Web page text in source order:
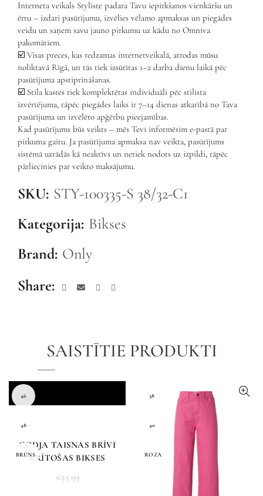
Interneta veikals Styliste padara Tavu iepirkšanos vienkāršu un
ērtu – izdari pasūtījumu, izvēlies vēlamo apmaksas un piegādes
veidu un saņem savu jauno pirkumu uz kādu no Omniva
pakomātiem.
☑️ Visas preces, kas redzamas internetveikalā, atrodas mūsu
noliktavā Rīgā, un tās tiek izsūtītas 1–2 darba dienu laikā pēc
pasūtījuma apstiprināšanas.
☑️ Stila kastes tiek komplektētas individuāli pēc stilista
izvērtējuma, tāpēc piegādes laiks ir 7–14 dienas atkarībā no Tava
pasūtījuma un izvēlēto apģērbu pieejamības.
Kad pasūtījums būs veikts – mēs Tevi informēsim e-pastā par
pirkuma gaitu. Ja pasūtījuma apmaksa nav veikta, pasūtījums
sistēmā uzrādās kā neaktīvs un netiek nodots uz izpildi, tāpēc
pārliecinies par veikto maksājumu.
SKU: STY-100335-S 38/32-C1
Kategorija: Bikses
Brand: Only
Share
SAISTĪTIE PRODUKTI
46
48
BRŪNS
GODJA TAISNAS BRĪVI
KRĪTOŠAS BIKSES
€55.99
38
40
ROZĀ